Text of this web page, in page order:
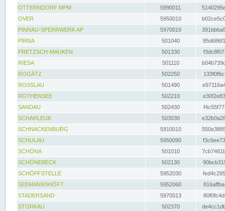
OTTERNDORF MPM
5990011
OVER
5950010
PINNAU-SPERRWERK AP
5970019
PIRNA
501040
PRETZSCH-MAUKEN
501330
RIESA
501110
ROGÄTZ
502250
ROSSLAU
501490
ROTHENSEE
502210
SANDAU
502430
SCHARLEUK
503030
SCHNACKENBURG
5910010
SCHULAU
5950090
SCHÖNA
501010
SCHÖNEBECK
502130
SCHÖPFSTELLE
5952030
SEEMANNSHÖFT
5952060
STADERSAND
5970013
STORKAU
502370